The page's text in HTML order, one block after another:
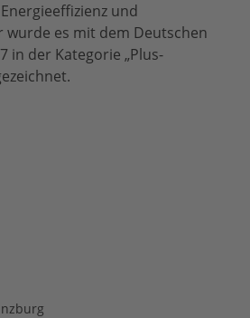
und
wurde es mit dem Deutschen
in der Kategorie „Plus-